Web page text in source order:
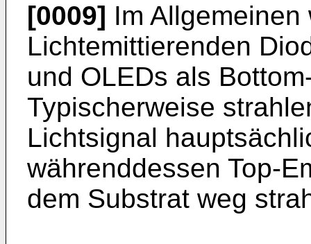
[0009] Im
Lichtemittierenden
und OLEDs als
Typischerweise
Lichtsignal
währenddessen Top-
dem Substrat weg